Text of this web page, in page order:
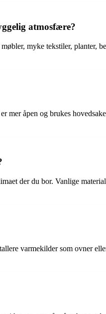
atmosfære?
myke tekstiler, planter,
mer åpen og brukes
der du bor. Vanlige
varmekilder som ovner